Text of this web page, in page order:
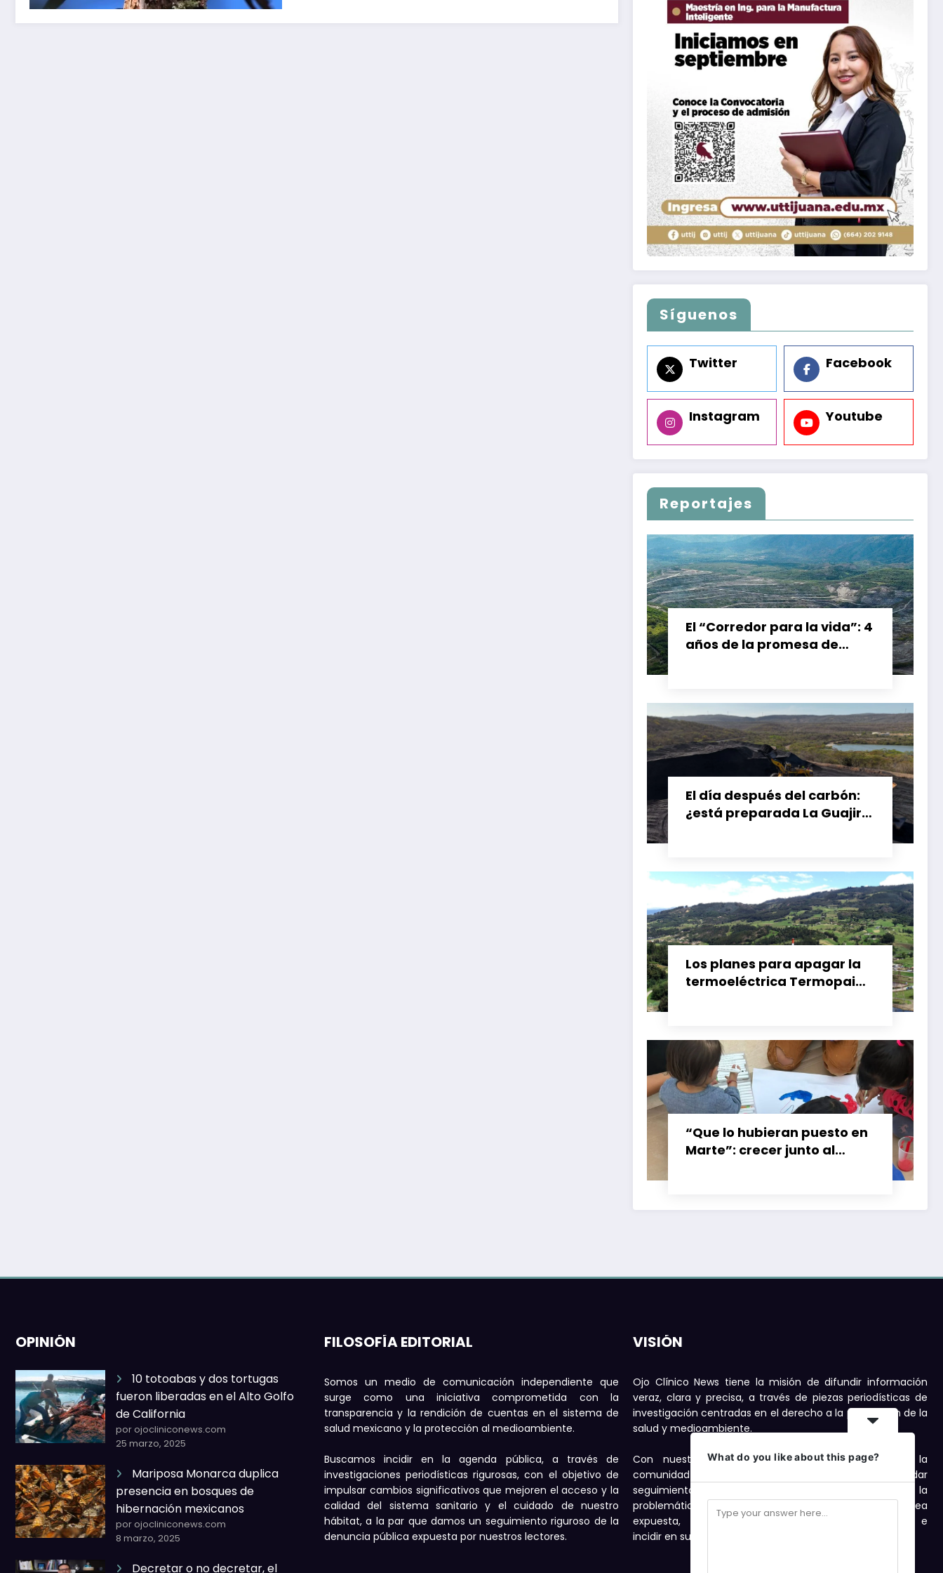
Síguenos
Twitter Facebook
Instagram Youtube
Reportajes
El “Corredor para la vida”: 4
años de la promesa de
El día después del carbón:
¿está preparada La Guajira
Los planes para apagar la
termoeléctrica Termopaipa
“Que lo hubieran puesto en
Marte”: crecer junto al
OPINIÓN
10 totoabas y dos tortugas
fueron liberadas en el Alto Golfo
de California
por ojocliniconews.com
25 marzo, 2025
Mariposa Monarca duplica
presencia en bosques de
hibernación mexicanos
por ojocliniconews.com
8 marzo, 2025
Decretar o no decretar, el
FILOSOFÍA EDITORIAL
Somos un medio de comunicación independiente que
surge como una iniciativa comprometida con la
transparencia y la rendición de cuentas en el sistema de
salud mexicano y la protección al medioambiente.
Buscamos incidir en la agenda pública, a través de
investigaciones periodísticas rigurosas, con el objetivo de
impulsar cambios significativos que mejoren el acceso y la
calidad del sistema sanitario y el cuidado de nuestro
hábitat, a la par que damos un seguimiento riguroso de la
denuncia pública expuesta por nuestros lectores.
VISIÓN
Ojo Clínico News tiene la misión de difundir información
veraz, clara y precisa, a través de piezas periodísticas de
investigación centradas en el derecho a la protección de la
salud y medioambiente.
Con nuestras publicaciones buscamos motivar a la
comunidad a denunciar, con el compromiso de dar
seguimiento con investigaciones periodísticas a la
problemática de salud y medioambiente que sea
expuesta, como una forma de visibilizarla e
incidir en su solución.
What do you like about this page?